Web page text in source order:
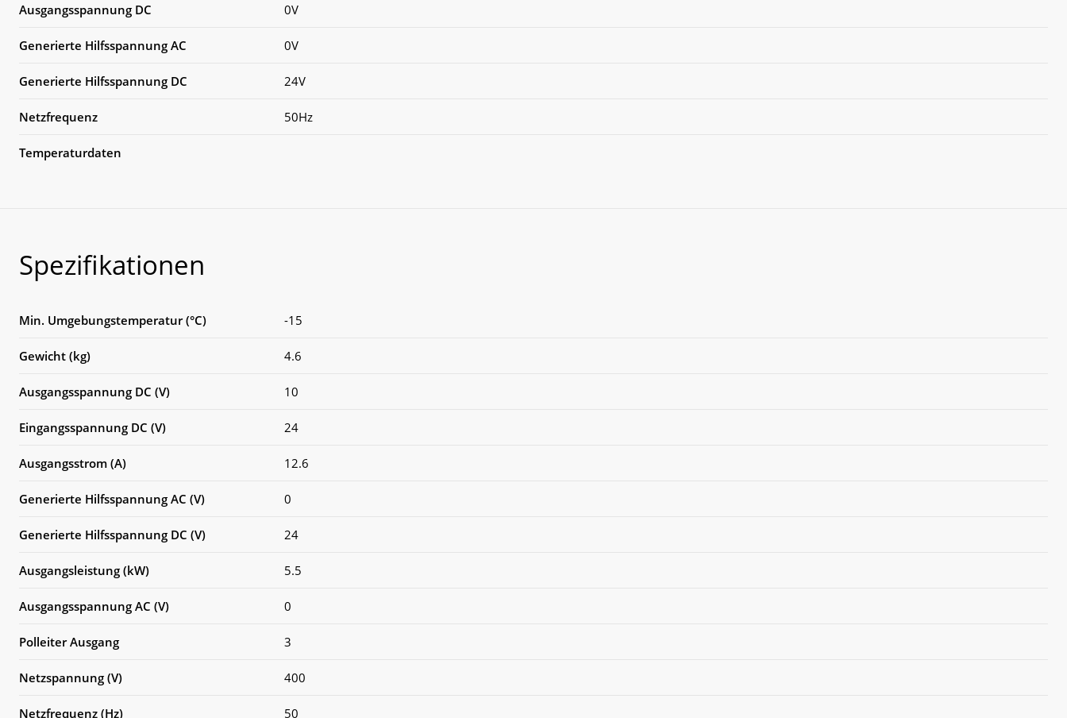
Ausgangsspannung DC 0V
Generierte Hilfsspannung AC 0V
Generierte Hilfsspannung DC 24V
Netzfrequenz 50Hz
Temperaturdaten
Spezifikationen
Min. Umgebungstemperatur (°C) -15
Gewicht (kg) 4.6
Ausgangsspannung DC (V) 10
Eingangsspannung DC (V) 24
Ausgangsstrom (A) 12.6
Generierte Hilfsspannung AC (V) 0
Generierte Hilfsspannung DC (V) 24
Ausgangsleistung (kW) 5.5
Ausgangsspannung AC (V) 0
Polleiter Ausgang 3
Netzspannung (V) 400
Netzfrequenz (Hz) 50